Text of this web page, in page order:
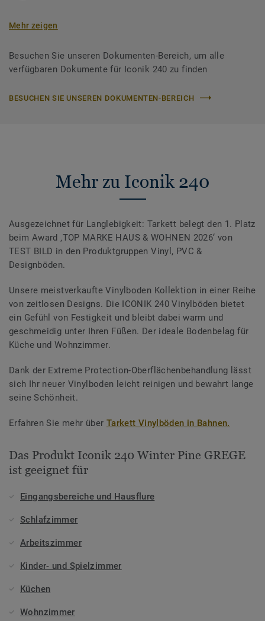
Mehr zeigen
Besuchen Sie unseren Dokumenten-Bereich, um alle
verfügbaren Dokumente für Iconik 240 zu finden
BESUCHEN SIE UNSEREN DOKUMENTEN-BEREICH
Mehr zu Iconik 240
Ausgezeichnet für Langlebigkeit: Tarkett belegt den 1. Platz
beim Award ‚TOP MARKE HAUS & WOHNEN 2026‘ von
TEST BILD in den Produktgruppen Vinyl, PVC &
Designböden.
Unsere meistverkaufte Vinylboden Kollektion in einer Reihe
von zeitlosen Designs. Die ICONIK 240 Vinylböden bietet
ein Gefühl von Festigkeit und bleibt dabei warm und
geschmeidig unter Ihren Füßen. Der ideale Bodenbelag für
Küche und Wohnzimmer.
Dank der Extreme Protection-Oberflächenbehandlung lässt
sich Ihr neuer Vinylboden leicht reinigen und bewahrt lange
seine Schönheit.
Erfahren Sie mehr über Tarkett Vinylböden in Bahnen.
Das Produkt Iconik 240 Winter Pine GREGE
ist geeignet für
Eingangsbereiche und Hausflure
Schlafzimmer
Arbeitszimmer
Kinder- und Spielzimmer
Küchen
Wohnzimmer